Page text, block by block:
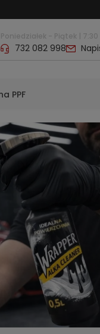
Poniedziałek - Piątek | 7:30
732 082 998
PPF